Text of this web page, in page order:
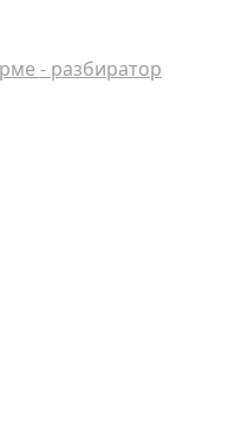
- разбиратор